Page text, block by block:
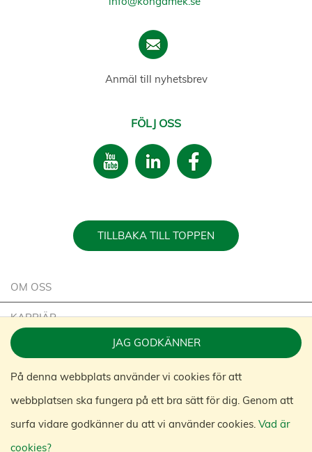
JAG GODKÄNNER
På denna webbplats använder vi cookies för att
webbplatsen ska fungera på ett bra sätt för dig. Genom att
surfa vidare godkänner du att vi använder cookies. Vad är
cookies?
Anmäl till nyhetsbrev
FÖLJ OSS
TILLBAKA TILL TOPPEN
OM OSS
KARRIÄR
HÅLLBARHET
KONTAKTA OSS
KONGAMEK GROUP